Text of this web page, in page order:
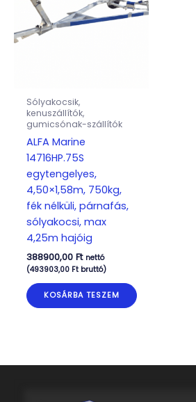
Sólyakocsik,
kenuszállítók,
gumicsónak-szállítók
ALFA Marine
14716HP.75S
egytengelyes,
4,50×1,58m, 750kg,
fék nélküli, párnafás,
sólyakocsi, max
4,25m hajóig
388900,00 Ft nettó
(493903,00 Ftbruttó)
KOSÁRBA TESZEM